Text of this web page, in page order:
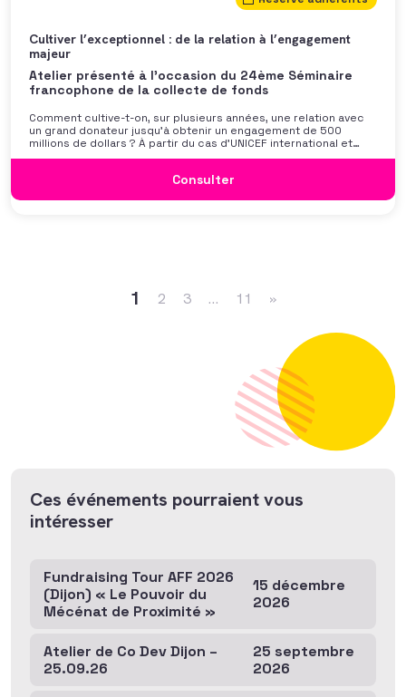
Cultiver l’exceptionnel : de la relation à l’engagement
majeur
Atelier présenté à l'occasion du 24ème Séminaire
francophone de la collecte de fonds
Comment cultive-t-on, sur plusieurs années, une relation avec
un grand donateur jusqu’à obtenir un engagement de 500
millions de dollars ? À partir du cas d’UNICEF international et
d’un don exceptionnel reçu, cet atelier propose de plonger
d’une relation, méthodes de cultivation, leviers
Consulter
1 2 3 … 11 »
Ces événements pourraient vous
intéresser
Fundraising Tour AFF 2026
(Dijon) « Le Pouvoir du
Mécénat de Proximité »
15 décembre
2026
Atelier de Co Dev Dijon –
25.09.26
25 septembre
2026